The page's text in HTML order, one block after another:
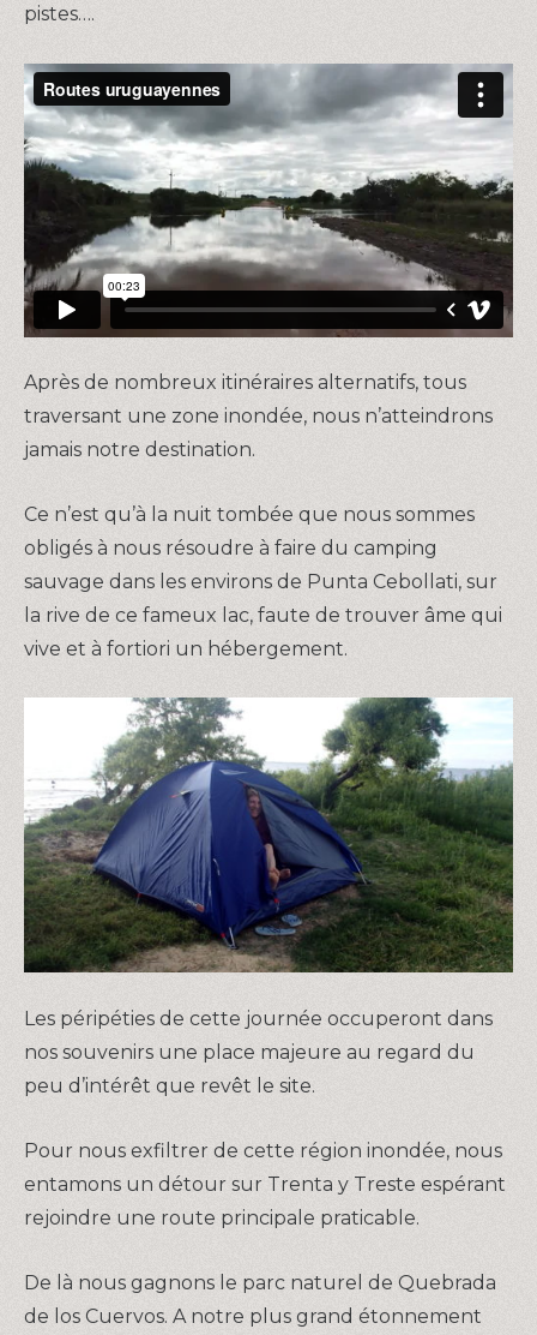
pistes….
Après de nombreux itinéraires alternatifs, tous
traversant une zone inondée, nous n’atteindrons
jamais notre destination.
Ce n’est qu’à la nuit tombée que nous sommes
obligés à nous résoudre à faire du camping
sauvage dans les environs de Punta Cebollati, sur
la rive de ce fameux lac, faute de trouver âme qui
vive et à fortiori un hébergement.
Les péripéties de cette journée occuperont dans
nos souvenirs une place majeure au regard du
peu d’intérêt que revêt le site.
Pour nous exfiltrer de cette région inondée, nous
entamons un détour sur Trenta y Treste espérant
rejoindre une route principale praticable.
De là nous gagnons le parc naturel de Quebrada
de los Cuervos. A notre plus grand étonnement